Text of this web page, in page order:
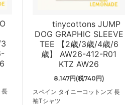
長
tinycottons JUMP
DOG GRAPHIC SLEEVE
TEE 【2歳/3歳/4歳/6
歳】 AW26-412-R01
KTZ AW26
8,147円(税740円)
スペイン タイニーコットンズ 長
袖Tシャツ